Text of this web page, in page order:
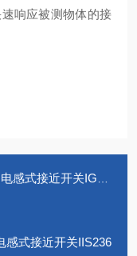
响应被测物体的接
式接近开关IGS235
感式接近开关IIS236